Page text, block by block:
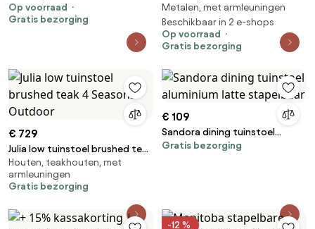
stapelbare tuinstoel latte
Tuinstoel taupe weerbestendig
Op voorraad
Gratis bezorging
tuinstoel latte Tuinstoel taupe
weerbestendig
Metalen, met armleuningen
Beschikbaar in 2 e-shops
Op voorraad
Gratis bezorging
€ 729
Julia low tuinstoel brushed teak
4 Seasons Outdoor
Houten, teakhouten, met
armleuningen
Gratis bezorging
€ 109
Sandora dining tuinstoel
aluminium latte stapelbaar
Gratis bezorging
-12 %